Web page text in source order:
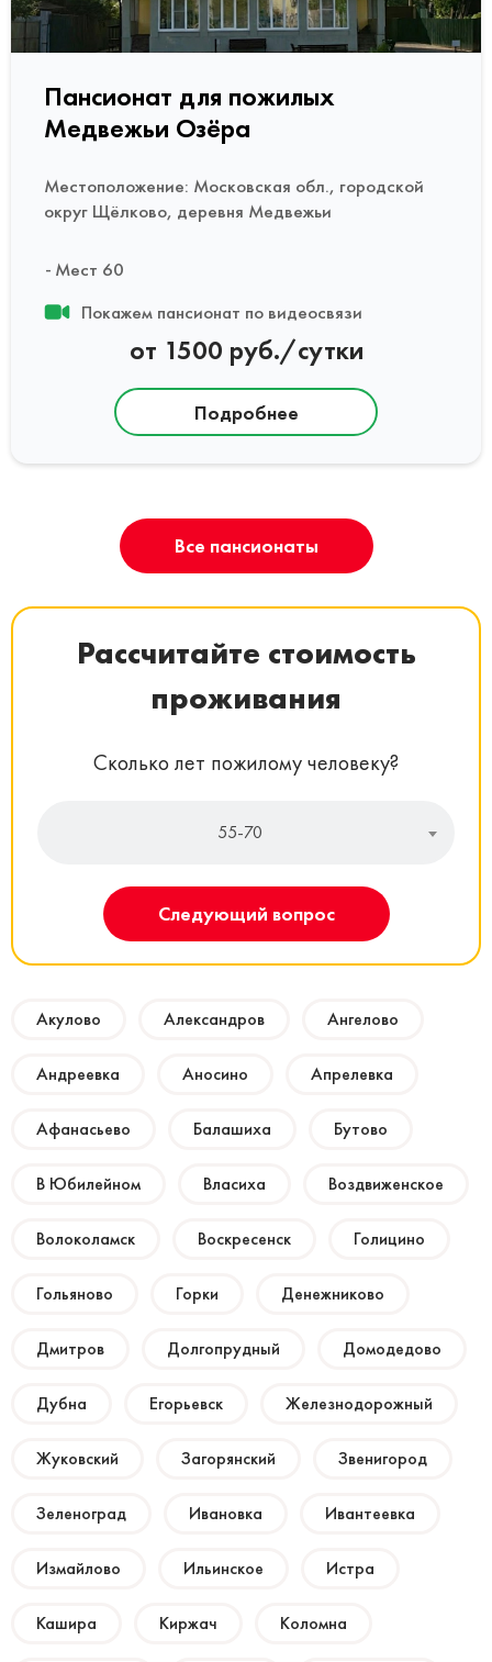
Пансионат для пожилых
Медвежьи Озёра
Местоположение: Московская обл., городской
округ Щёлково, деревня Медвежьи
Мест 60
Покажем пансионат по видеосвязи
от 1500 руб./сутки
Подробнее
Все пансионаты
Рассчитайте стоимость
проживания
Сколько лет пожилому человеку?
55-70
Следующий вопрос
Акулово Александров Ангелово
Андреевка Аносино Апрелевка
Афанасьево Балашиха Бутово
В Юбилейном Власиха Воздвиженское
Волоколамск Воскресенск Голицино
Гольяново Горки Денежниково
Дмитров Долгопрудный Домодедово
Дубна Егорьевск Железнодорожный
Жуковский Загорянский Звенигород
Зеленоград Ивановка Ивантеевка
Измайлово Ильинское Истра
Кашира Киржач Коломна